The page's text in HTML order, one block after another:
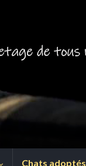
Chats adoptés